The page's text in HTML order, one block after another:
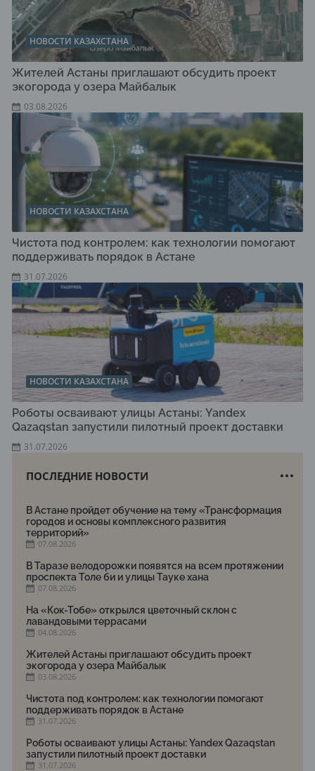
НОВОСТИ КАЗАХСТАНА
Жителей Астаны приглашают обсудить проект
экогорода у озера Майбалык
03.08.2026
НОВОСТИ КАЗАХСТАНА
Чистота под контролем: как технологии помогают
поддерживать порядок в Астане
31.07.2026
НОВОСТИ КАЗАХСТАНА
Роботы осваивают улицы Астаны: Yandex
Qazaqstan запустили пилотный проект доставки
31.07.2026
ПОСЛЕДНИЕ НОВОСТИ
В Астане пройдет обучение на тему «Трансформация
городов и основы комплексного развития
территорий»
07.08.2026
В Таразе велодорожки появятся на всем протяжении
проспекта Толе би и улицы Тауке хана
07.08.2026
На «Кок-Тобе» открылся цветочный склон с
лавандовыми террасами
04.08.2026
Жителей Астаны приглашают обсудить проект
экогорода у озера Майбалык
03.08.2026
Чистота под контролем: как технологии помогают
поддерживать порядок в Астане
31.07.2026
Роботы осваивают улицы Астаны: Yandex Qazaqstan
запустили пилотный проект доставки
31.07.2026